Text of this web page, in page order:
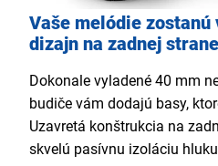
Vaše melódie zostanú
dizajn na zadnej strane
Dokonale vyladené 40 mm
budiče vám dodajú basy,
Uzavretá konštrukcia na
skvelú pasívnu izoláciu